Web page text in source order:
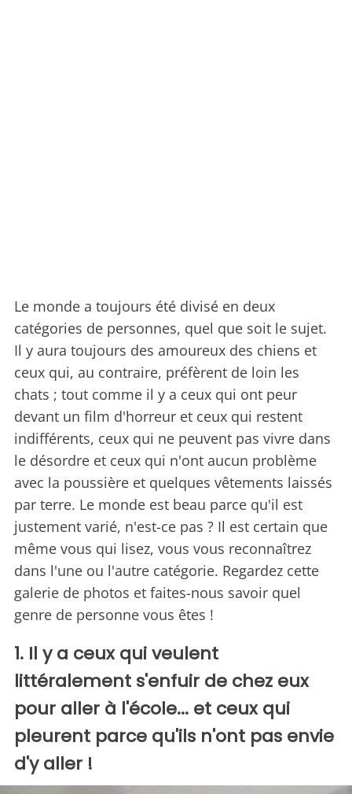
Le monde a toujours été divisé en deux
catégories de personnes, quel que soit le sujet.
Il y aura toujours des amoureux des chiens et
ceux qui, au contraire, préfèrent de loin les
chats ; tout comme il y a ceux qui ont peur
devant un film d'horreur et ceux qui restent
indifférents, ceux qui ne peuvent pas vivre dans
le désordre et ceux qui n'ont aucun problème
avec la poussière et quelques vêtements laissés
par terre. Le monde est beau parce qu'il est
justement varié, n'est-ce pas ? Il est certain que
même vous qui lisez, vous vous reconnaîtrez
dans l'une ou l'autre catégorie. Regardez cette
galerie de photos et faites-nous savoir quel
genre de personne vous êtes !
1. Il y a ceux qui veulent
littéralement s'enfuir de chez eux
pour aller à l'école... et ceux qui
pleurent parce qu'ils n'ont pas envie
d'y aller !